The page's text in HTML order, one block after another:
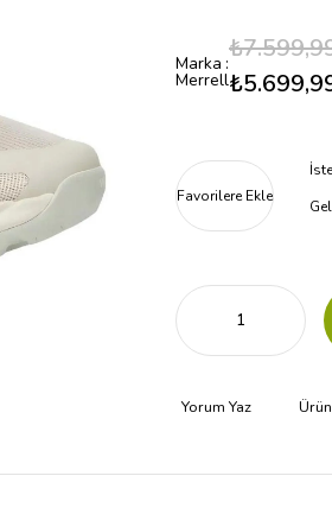
Marka :
Merrell
Favorilere Ekle
Yorum Yaz